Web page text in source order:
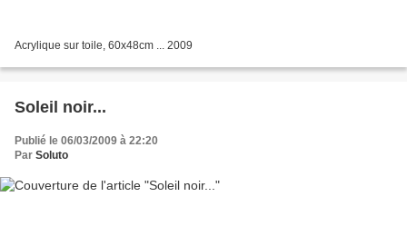
Acrylique sur toile, 60x48cm ... 2009
Soleil noir...
Publié le 06/03/2009 à 22:20
Par Soluto